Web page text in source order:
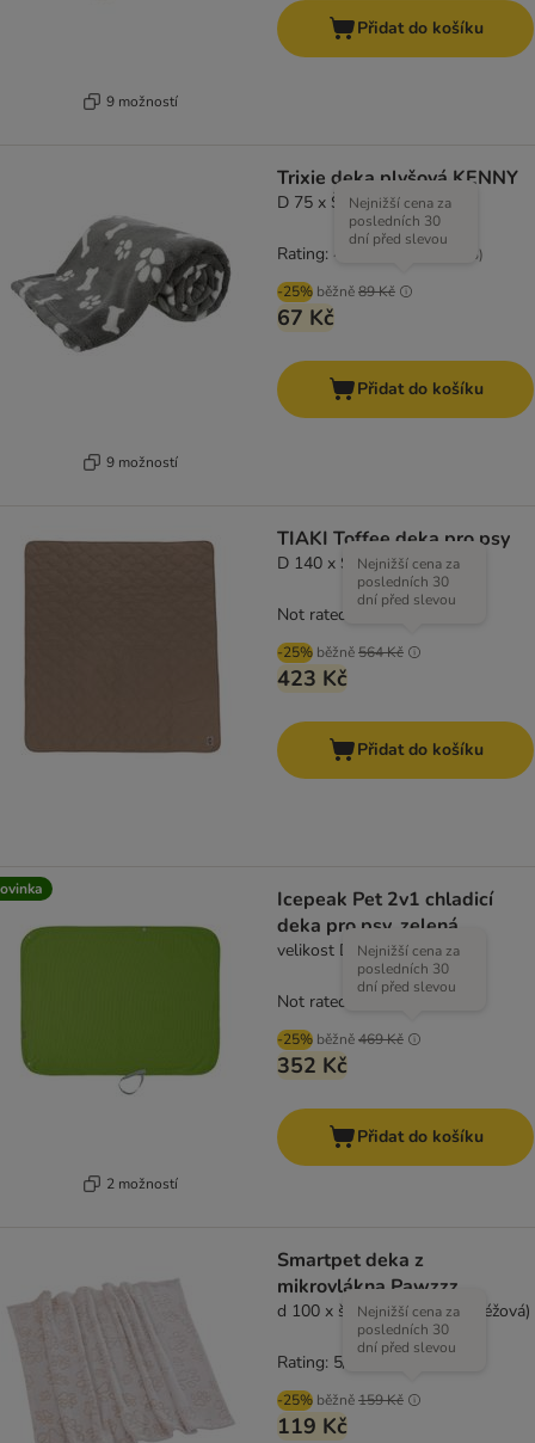
9 možností
Přidat do košíku
9 možností
Trixie deka plyšová KENNY
D 75 x Š 50 cm, šedá
-25% běžně89 Kč
Nejnižší cena za
posledních 30
dní před slevou
67 Kč
Rating: 4.3/5 3)
Přidat do košíku
TIAKI Toffee deka pro psy
D 140 x Š 125 cm
-25% běžně564 Kč
Nejnižší cena za
posledních 30
dní před slevou
423 Kč
Not rated
Přidat do košíku
2 možností
Icepeak Pet 2v1 chladicí
deka pro psy, zelená
velikost D: D 62 x Š 84 cm
-25% běžně469 Kč
Nejnižší cena za
posledních 30
dní před slevou
352 Kč
Not rated
Přidat do košíku
Smartpet deka z
mikrovlákna Pawzzz
d 100 x š 75 cm (krémová/béžová)
-25% běžně159 Kč
Nejnižší cena za
posledních 30
dní před slevou
119 Kč
Rating: 5/5